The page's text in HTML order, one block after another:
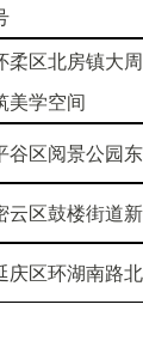
柔区北房镇大
美学空间
谷区阅景公园
云区鼓楼街道
庆区环湖南路